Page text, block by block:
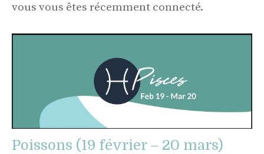
vous vous êtes récemment connecté.
Poissons (19 février – 20 mars)